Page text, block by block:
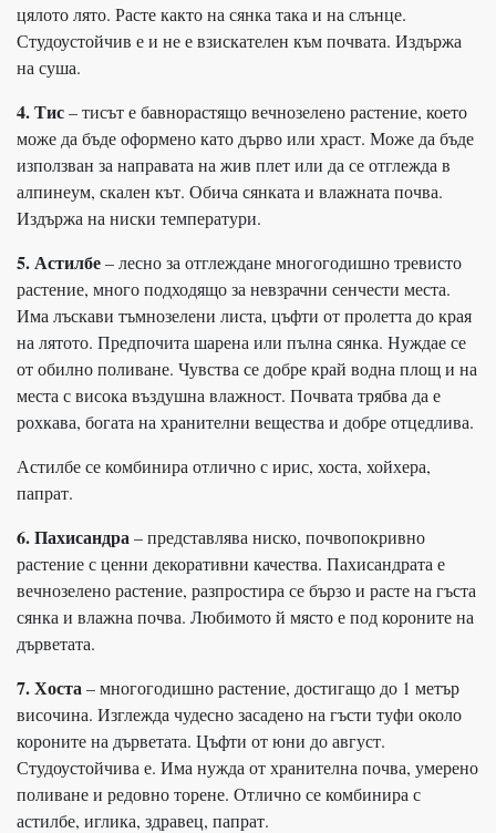
цялото лято. Расте както на сянка така и на слънце.
Студоустойчив е и не е взискателен към почвата. Издържа
на суша.
4. Тис– тисът е бавнорастящо вечнозелено растение, което
може да бъде оформено като дърво или храст. Може да бъде
използван за направата на жив плет или да се отглежда в
алпинеум, скален кът. Обича сянката и влажната почва.
Издържа на ниски температури.
5. Астилбе– лесно за отглеждане многогодишно тревисто
растение, много подходящо за невзрачни сенчести места.
Има лъскави тъмнозелени листа, цъфти от пролетта до края
на лятото. Предпочита шарена или пълна сянка. Нуждае се
от обилно поливане. Чувства се добре край водна площ и на
места с висока въздушна влажност. Почвата трябва да е
рохкава, богата на хранителни вещества и добре отцедлива.
Астилбе се комбинира отлично с ирис, хоста, хойхера,
папрат.
6. Пахисандра– представлява ниско, почвопокривно
растение с ценни декоративни качества. Пахисандрата е
вечнозелено растение, разпростира се бързо и расте на гъста
сянка и влажна почва. Любимото й място е под короните на
дърветата.
7. Хоста– многогодишно растение, достигащо до 1 метър
височина. Изглежда чудесно засадено на гъсти туфи около
короните на дърветата. Цъфти от юни до август.
Студоустойчива е. Има нужда от хранителна почва, умерено
поливане и редовно торене. Отлично се комбинира с
астилбе, иглика, здравец, папрат.